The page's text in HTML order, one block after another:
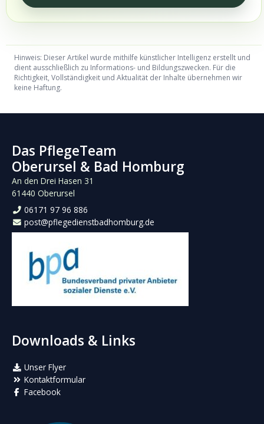
Hinweis: Dieser Artikel wurde mithilfe künstlicher Intelligenz erstellt und
dient ausschließlich zu Informations- und Bildungszwecken. Für die
Richtigkeit, Vollständigkeit und Aktualität der Inhalte übernehmen wir
keine Haftung.
Das PflegeTeam
Oberursel & Bad Homburg
An den Drei Hasen 31
61440 Oberursel
06171 97 96 886
post@pflegedienstbadhomburg.de
Downloads & Links
Unser Flyer
Kontaktformular
Facebook